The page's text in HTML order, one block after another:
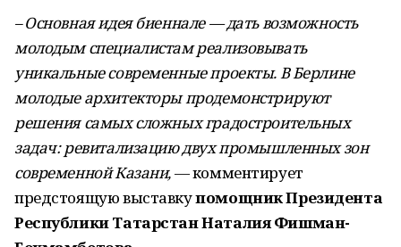
– Основная идея биеннале — дать возможность
молодым специалистам реализовывать
уникальные современные проекты. В Берлине
молодые архитекторы продемонстрируют
решения самых сложных градостроительных
задач: ревитализацию двух промышленных зон
современной Казани,— комментирует
предстоящую выставкупомощник Президента
Республики Татарстан Наталия Фишман-